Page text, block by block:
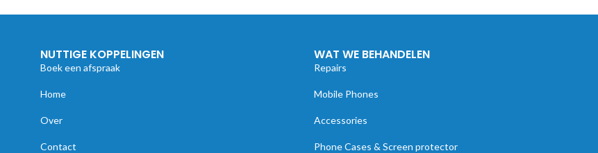
NUTTIGE KOPPELINGEN
Boek een afspraak
Home
Over
Contact
WAT WE BEHANDELEN
Repairs
Mobile Phones
Accessories
Phone Cases & Screen protector